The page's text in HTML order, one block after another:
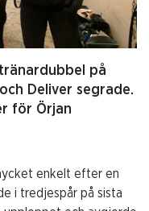
på
Deliver segrade.
för Örjan
enkelt efter en
i tredjespår på sista